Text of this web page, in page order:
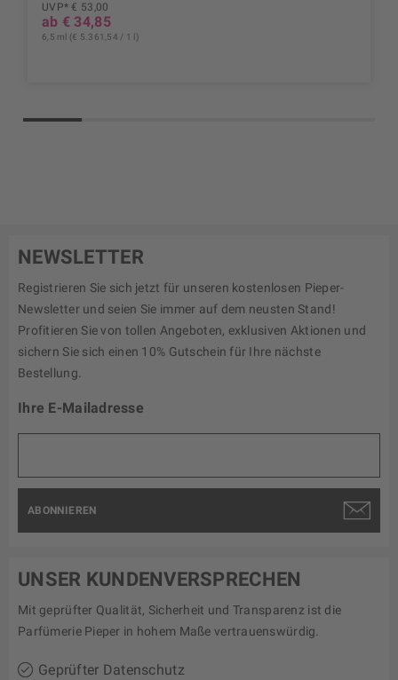
UVP* € 53,00
ab € 34,85
6,5 ml (€ 5.361,54 / 1 l)
NEWSLETTER
Registrieren Sie sich jetzt für unseren kostenlosen Pieper-
Newsletter und seien Sie immer auf dem neusten Stand!
Profitieren Sie von tollen Angeboten, exklusiven Aktionen und
sichern Sie sich einen 10% Gutschein für Ihre nächste
Bestellung.
Ihre E-Mailadresse
ABONNIEREN
UNSER KUNDENVERSPRECHEN
Mit geprüfter Qualität, Sicherheit und Transparenz ist die
Parfümerie Pieper in hohem Maße vertrauenswürdig.
Geprüfter Datenschutz